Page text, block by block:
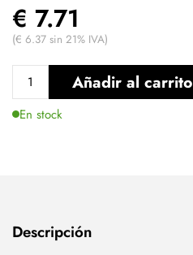
€ 7.71
(€ 6.37 sin 21% IVA)
Añadir al carrito
En stock
Descripción